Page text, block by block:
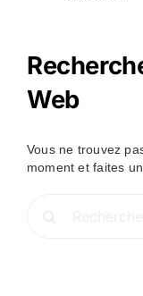
Web
Vous ne trouvez
moment et faites